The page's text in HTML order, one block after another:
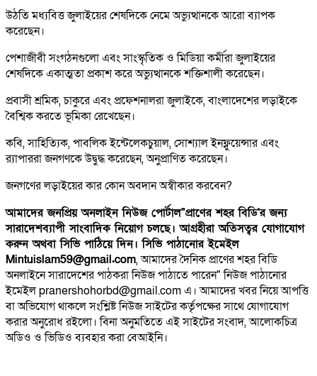
উঠতি মধ্যবিত্ত জুলাইয়ের শেষদিকে নেমে অভ্যুত্থানকে আরো ব্যাপক
করেছেন।
পেশাজীবী সংগঠনগুলো এবং সাংস্কৃতিক ও মিডিয়া কর্মীরা জুলাইয়ের
শেষদিকে একাত্মতা প্রকাশ করে অভ্যুত্থানকে শক্তিশালী করেছেন।
প্রবাসী শ্রমিক, চাকুরে এবং প্রফেশনালরা জুলাইকে, বাংলাদেশের লড়াইকে
বৈশ্বিক করতে ভূমিকা রেখেছেন।
কবি, সাহিত্যিক, পাবলিক ইন্টেলেকচুয়াল, সোশ্যাল ইনফ্লুয়েন্সার এবং
র‍্যাপাররা জনগণকে উদ্বুদ্ধ করেছেন, অনুপ্রাণিত করেছেন।
জনগণের লড়াইয়ের কার কোন অবদান অস্বীকার করবেন?
আমাদের জনপ্রিয় অনলাইন নিউজ পোর্টাল"প্রাণের শহর বিডি'র জন্য
সারাদেশব্যাপী সাংবাদিক নিয়োগ চলছে। আগ্রহীরা অতিসত্বর যোগাযোগ
করুন অথবা সিভি পাঠিয়ে দিন। সিভি পাঠানোর ইমেইল
Mintuislam59@gmail.com, আমাদের দৈনিক প্রাণের শহর বিডি
অনলাইনে সারাদেশের পাঠকরা নিউজ পাঠাতে পারেন" নিউজ পাঠানোর
ইমেইল pranershohorbd@gmail.com এ। আমাদের খবর নিয়ে আপত্তি
বা অভিযোগ থাকলে সংশ্লিষ্ট নিউজ সাইটের কর্তৃপক্ষের সাথে যোগাযোগ
করার অনুরোধ রইলো। বিনা অনুমতিতে এই সাইটের সংবাদ, আলোকচিত্র
অডিও ও ভিডিও ব্যবহার করা বেআইনি।